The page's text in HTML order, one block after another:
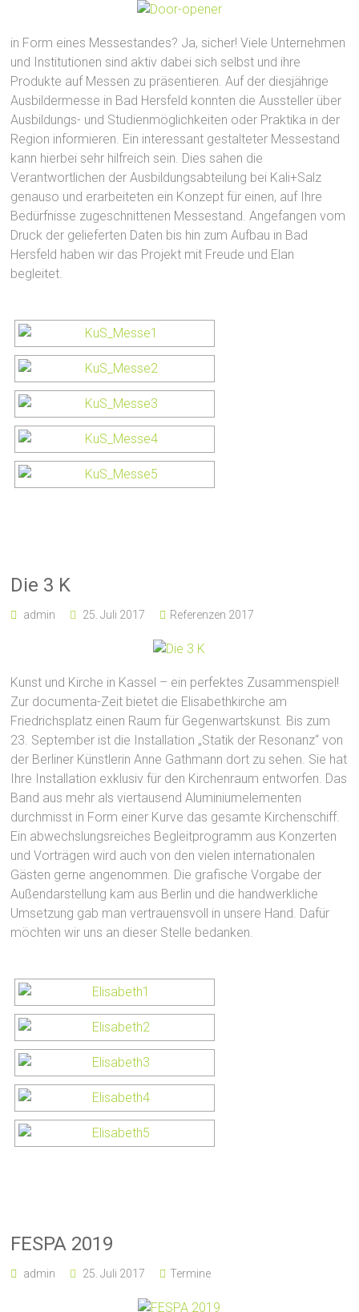
in Form eines Messestandes? Ja, sicher! Viele Unternehmen
und Institutionen sind aktiv dabei sich selbst und ihre
Produkte auf Messen zu präsentieren. Auf der diesjährige
Ausbildermesse in Bad Hersfeld konnten die Aussteller über
Ausbildungs- und Studienmöglichkeiten oder Praktika in der
Region informieren. Ein interessant gestalteter Messestand
kann hierbei sehr hilfreich sein. Dies sahen die
Verantwortlichen der Ausbildungsabteilung bei Kali+Salz
genauso und erarbeiteten ein Konzept für einen, auf Ihre
Bedürfnisse zugeschnittenen Messestand. Angefangen vom
Druck der gelieferten Daten bis hin zum Aufbau in Bad
Hersfeld haben wir das Projekt mit Freude und Elan
begleitet.
Die 3 K
admin 25. Juli 2017 Referenzen 2017
Kunst und Kirche in Kassel – ein perfektes Zusammenspiel!
Zur documenta-Zeit bietet die Elisabethkirche am
Friedrichsplatz einen Raum für Gegenwartskunst. Bis zum
23. September ist die Installation „Statik der Resonanz“ von
der Berliner Künstlerin Anne Gathmann dort zu sehen. Sie hat
Ihre Installation exklusiv für den Kirchenraum entworfen. Das
Band aus mehr als viertausend Aluminiumelementen
durchmisst in Form einer Kurve das gesamte Kirchenschiff.
Ein abwechslungsreiches Begleitprogramm aus Konzerten
und Vorträgen wird auch von den vielen internationalen
Gästen gerne angenommen. Die grafische Vorgabe der
Außendarstellung kam aus Berlin und die handwerkliche
Umsetzung gab man vertrauensvoll in unsere Hand. Dafür
möchten wir uns an dieser Stelle bedanken.
FESPA 2019
admin 25. Juli 2017 Termine